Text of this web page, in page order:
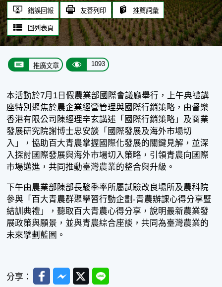
錯誤回報 友善列印 推薦詞彙
回列表頁
推廣文章 1093
本活動於7月1日假農業部國際會議廳舉行，上午典禮講
座特別聚焦於農企業經營管理與國際行銷策略，由督樂
香港有限公司陳經理辛玄講述「國際行銷策略」及商業
發展研究院謝博士忠安談「國際發展及海外市場切
入」，協助百大青農掌握國際化發展的關鍵見解，並深
入探討國際發展與海外市場切入策略，引領青農向國際
市場邁進，共同推動臺灣農業的整合與升級。
下午由農業部陳部長駿季率所屬試驗改良場所及農科院
參與「百大青農群聚學習行動企劃-青農辦課心得分享暨
結訓典禮」，聽取百大青農心得分享，說明最新農業發
展政策與願景，並與青農綜合座談，共同為臺灣農業的
未來擘劃藍圖。
分享： FacebookMessenger
TwitterLine